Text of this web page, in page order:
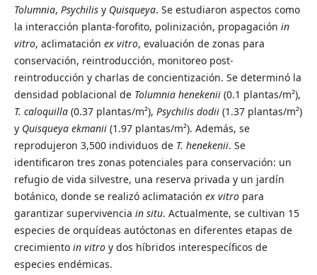
Tolumnia, Psychilisy Quisqueya. Se estudiaron aspectos como
la interacción planta-forofito, polinización, propagación in
vitro, aclimatación ex vitro, evaluación de zonas para
conservación, reintroducción, monitoreo post-
reintroducción y charlas de concientización. Se determinó la
densidad poblacional de Tolumnia henekenii(0.1 plantas/m²),
T. caloquilla(0.37 plantas/m²), Psychilis dodii(1.37 plantas/m²)
y Quisqueya ekmanii(1.97 plantas/m²). Además, se
reprodujeron 3,500 individuos de T. henekenii. Se
identificaron tres zonas potenciales para conservación: un
refugio de vida silvestre, una reserva privada y un jardín
botánico, donde se realizó aclimatación ex vitropara
garantizar supervivencia in situ. Actualmente, se cultivan 15
especies de orquídeas autóctonas en diferentes etapas de
crecimiento in vitroy dos híbridos interespecíficos de
especies endémicas.